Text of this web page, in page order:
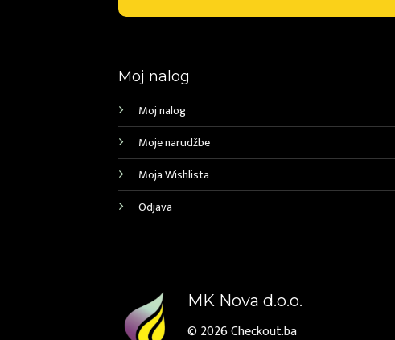
Moj nalog
Moj nalog
Moje narudžbe
Moja Wishlista
Odjava
MK Nova d.o.o.
© 2026Checkout.ba